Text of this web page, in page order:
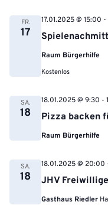
FR.
17
17.01.2025 @ 15:00 -
Raum Bürgerhilfe
Kostenlos
SA.
18 Pizza backen
18.01.2025 @ 9:30 -
Raum Bürgerhilfe
SA.
18 JHV
18.01.2025 @ 20:00
Gasthaus Riedler